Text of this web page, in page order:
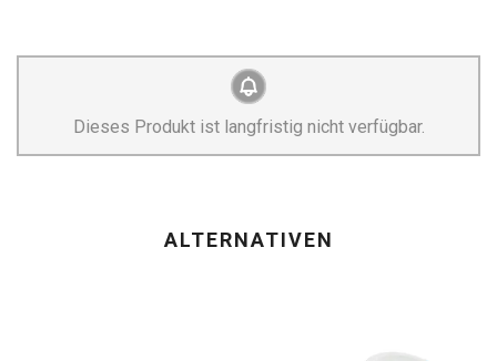
Dieses Produkt ist langfristig nicht verfügbar.
ALTERNATIVEN